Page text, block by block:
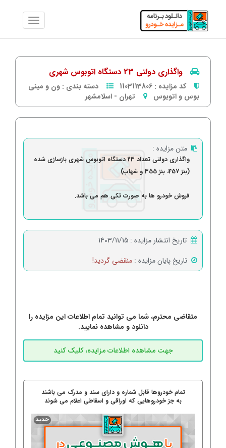
واگذاری دولتی 23 دستگاه اتوبوس شهری
کد مزایده : 1103113806 دسته بندی : ون و مینی
بوس و اتوبوس
تهران - اسلامشهر
متن مزایده :
واگذاری دولتی تعداد 23 دستگاه
اتوبوس شهری بازسازی شده
(بنز 457، بنز 355 و شهاب)
فروش خودرو ها به صورت تکی هم می باشد.
تاریخ انتشار مزایده : 1403/11/15
تاریخ پایان مزایده : منقضی گردید!
متقاضی محترم، شما می توانید تمام اطلاعات این مزایده را
دانلود و مشاهده نمایید.
تمام خودروها قابل شماره و دارای سند و مدرک می باشند
به جز خودروهایی که اوراقی و اسقاطی اعلام می شوند